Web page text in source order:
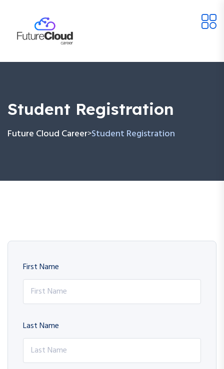
Student Registration
Future Cloud Career>Student Registration
First Name
Last Name